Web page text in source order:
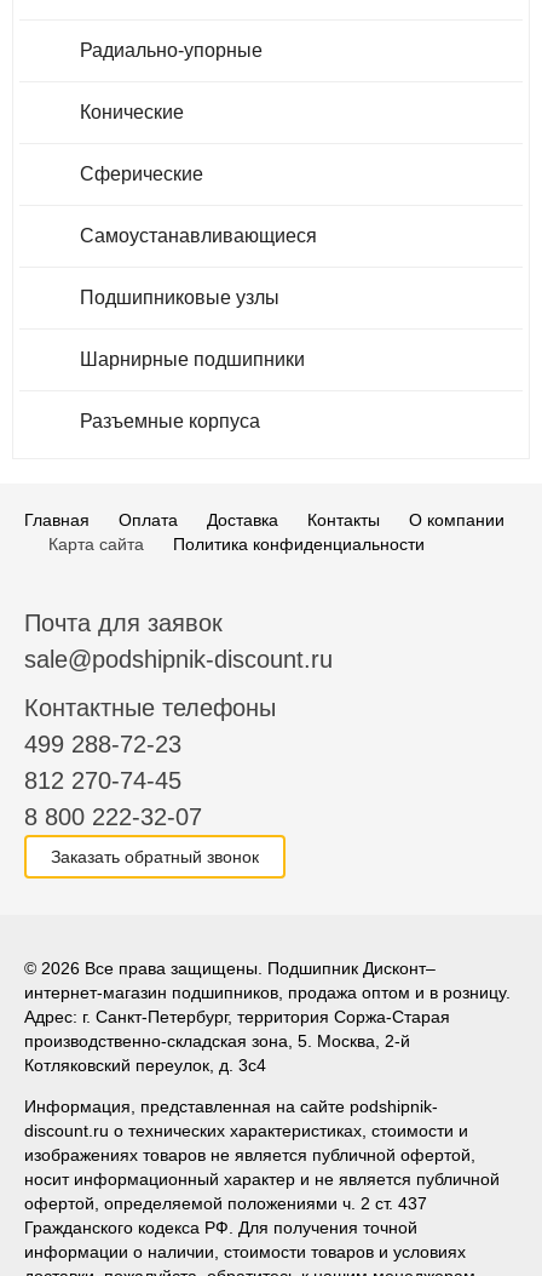
Радиально-упорные
Конические
Сферические
Самоустанавливающиеся
Подшипниковые узлы
Шарнирные подшипники
Разъемные корпуса
Главная Оплата Доставка Контакты
О компании
Карта сайта
Политика конфиденциальности
Почта для заявок
sale@podshipnik-discount.ru
Контактные телефоны
499 288-72-23
812 270-74-45
8 800 222-32-07
Заказать обратный звонок
© 2026 Все права защищены. Подшипник Дисконт–
интернет-магазин подшипников, продажа оптом и в розницу.
Адрес: г. Санкт-Петербург, территория Соржа-Старая
производственно-складская зона, 5. Москва, 2-й
Котляковский переулок, д. 3с4
Информация, представленная на сайте podshipnik-
discount.ru о технических характеристиках, стоимости и
изображениях товаров не является публичной офертой,
носит информационный характер и не является публичной
офертой, определяемой положениями ч. 2 ст. 437
Гражданского кодекса РФ. Для получения точной
информации о наличии, стоимости товаров и условиях